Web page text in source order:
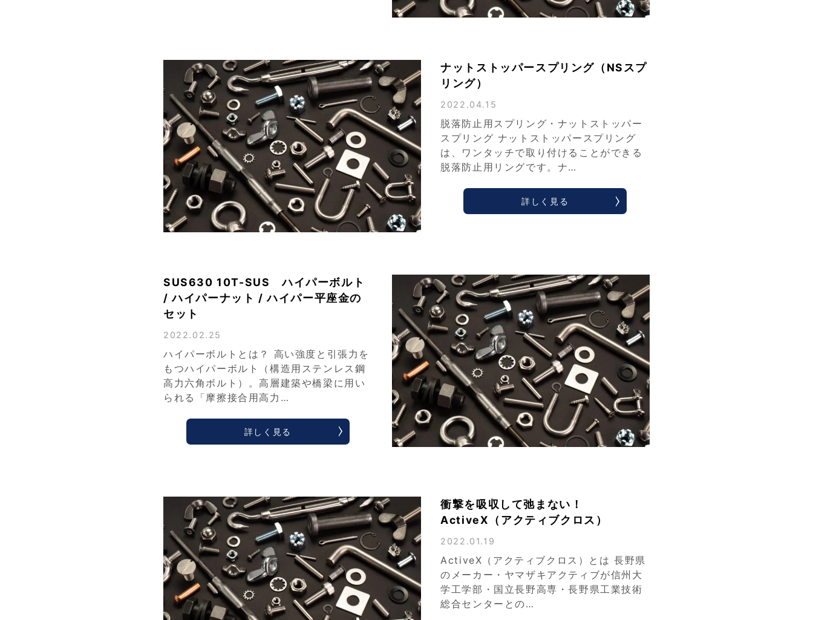
ナットストッパースプリング（NSスプ
リング）
2022.04.15
脱落防止用スプリング・ナットストッパー
スプリング ナットストッパースプリング
は、ワンタッチで取り付けることができる
脱落防止用リングです。ナ…
詳しく見る
SUS630 10T-SUS ハイパーボルト
/ ハイパーナット / ハイパー平座金の
セット
2022.02.25
ハイパーボルトとは？ 高い強度と引張力を
もつハイパーボルト（構造用ステンレス鋼
高力六角ボルト）。高層建築や橋梁に用い
られる「摩擦接合用高力…
詳しく見る
衝撃を吸収して弛まない！
ActiveX（アクティブクロス）
2022.01.19
ActiveX（アクティブクロス）とは 長野県
のメーカー・ヤマザキアクティブが信州大
学工学部・国立長野高専・長野県工業技術
総合センターとの…